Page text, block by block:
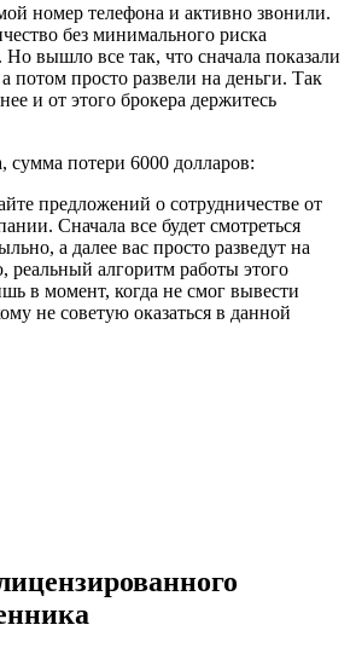
номер телефона и активно звонили.
без минимального риска
вышло все так, что сначала показали
потом просто развели на деньги. Так
и от этого брокера держитесь
потери 6000 долларов:
предложений о сотрудничестве от
Сначала все будет смотреться
а далее вас просто разведут на
реальный алгоритм работы этого
в момент, когда не смог вывести
не советую оказаться в данной